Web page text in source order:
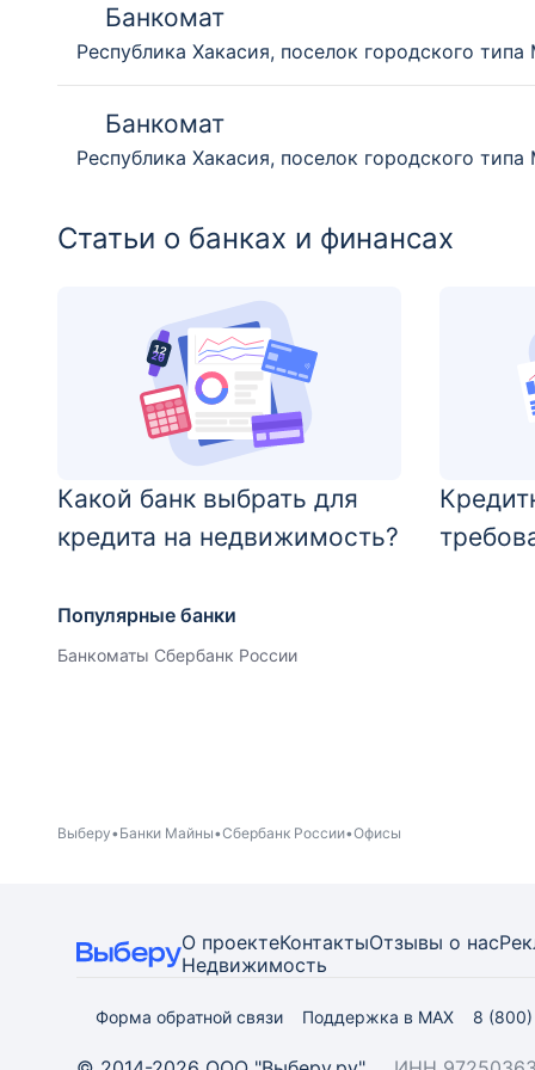
Банкомат
Республика Хакасия, поселок городского
Банкомат
Республика Хакасия, поселок городского
Статьи о банках и финансах
Какой банк выбрать для
кредита на недвижимость?
Популярные банки
Банкоматы Сбербанк России
Выберу Банки Майны Сбербанк России Офисы
О проектеКонтактыОтзывы о нас
Недвижимость
Форма обратной связи Поддержка в MAX 8